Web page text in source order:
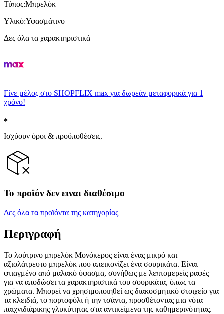
Τύπος:Μπρελόκ
Υλικό:Υφασμάτινο
Δες όλα τα χαρακτηριστικά
Γίνε μέλος στο SHOPFLIX max για δωρεάν μεταφορικά για 1
χρόνο!
Ισχύουν όροι & προϋποθέσεις.
Το προϊόν δεν ειναι διαθέσιμο
Δες όλα τα προϊόντα της κατηγορίας
Περιγραφή
Το λούτρινο μπρελόκ Μονόκερος είναι ένας μικρό και
αξιολάτρευτο μπρελόκ που απεικονίζει ένα σουρικάτα. Είναι
φτιαγμένο από μαλακό ύφασμα, συνήθως με λεπτομερείς ραφές
για να αποδώσει τα χαρακτηριστικά του σουρικάτα, όπως τα
χρώματα. Μπορεί να χρησιμοποιηθεί ως διακοσμητικό στοιχείο για
τα κλειδιά, το πορτοφόλι ή την τσάντα, προσθέτοντας μια νότα
παιχνιδιάρικης γλυκύτητας στα αντικείμενα της καθημερινότητας.